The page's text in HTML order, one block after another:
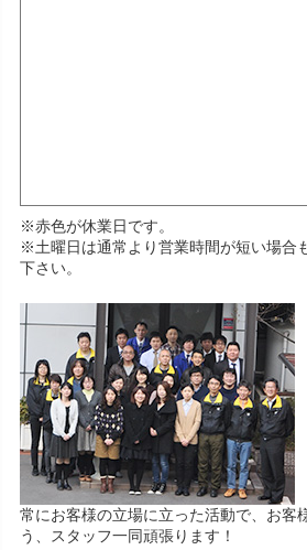
※赤色が休業日です。
※土曜日は通常より営業時間が短い場合
下さい。
常にお客様の立場に立った活動で、お客
う、スタッフ一同頑張ります！